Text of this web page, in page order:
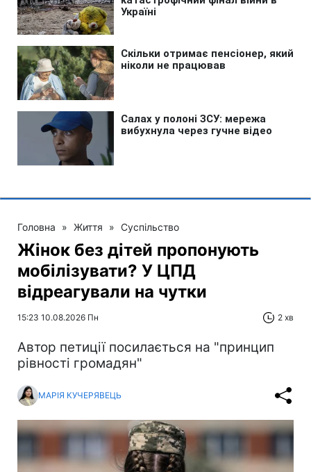
Головна » Життя » Суспільство
Жінок без дітей пропонують
мобілізувати? У ЦПД
відреагували на чутки
15:23 10.08.2026 Пн 2 хв
Автор петиції посилається на "принцип
рівності громадян"
МАРІЯ КУЧЕРЯВЕЦЬ